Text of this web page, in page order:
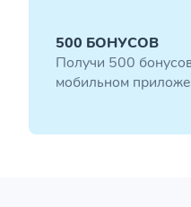
500 БОНУСОВ
Получи 500
мобильном